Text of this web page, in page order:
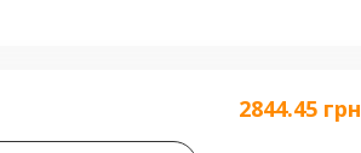
2844.45 грн